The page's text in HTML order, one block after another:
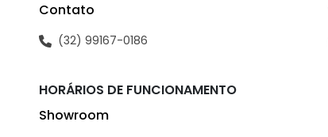
Contato
(32) 99167-0186
HORÁRIOS DE FUNCIONAMENTO
Showroom